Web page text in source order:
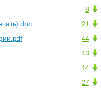
8
21
44
13
14
27